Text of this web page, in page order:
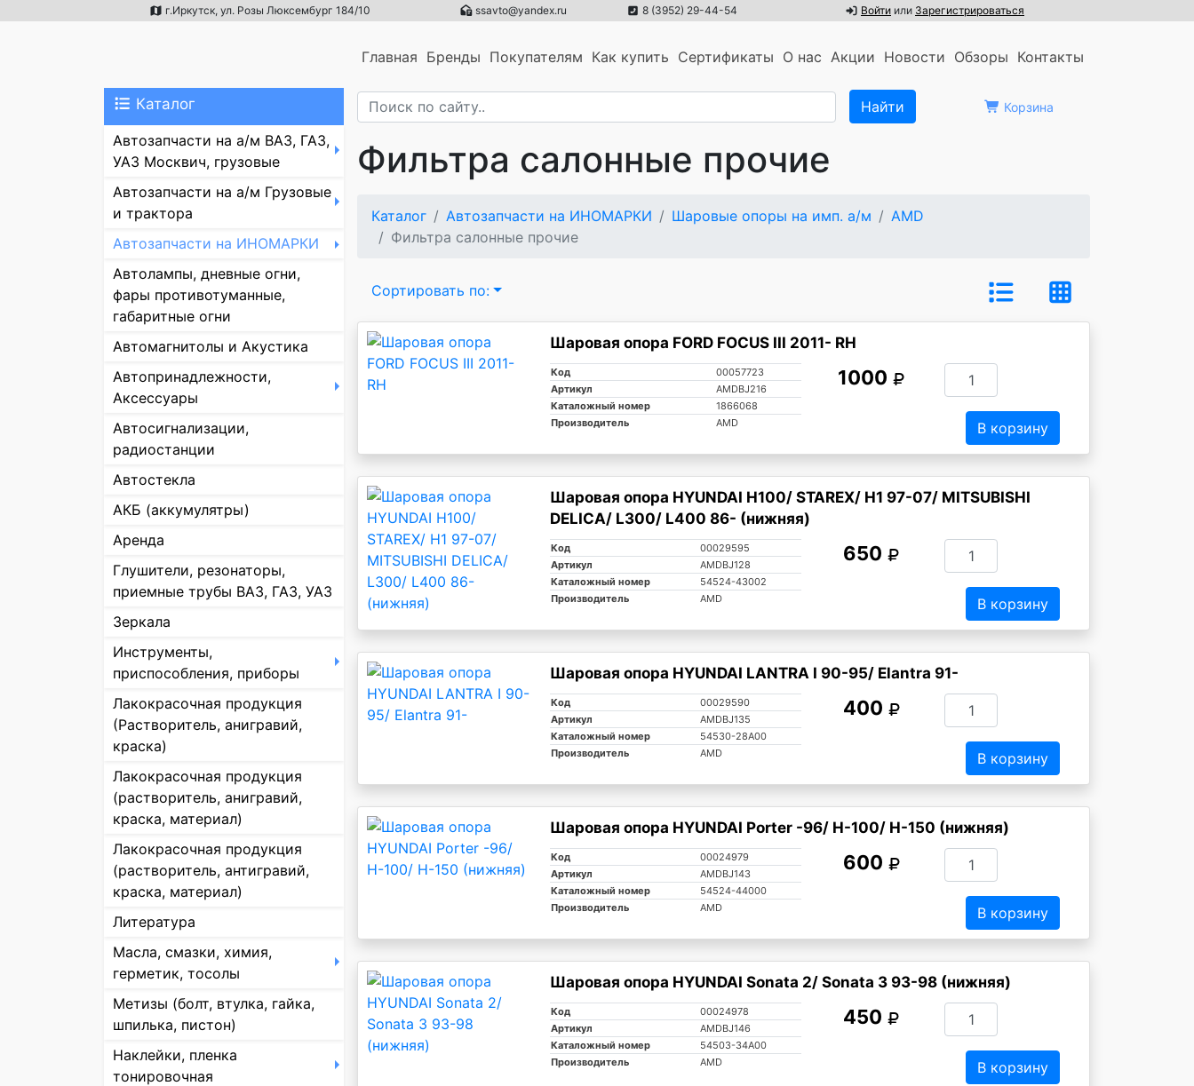
г.Иркутск, ул. Розы Люксембург 184/10 ssavto@yandex.ru 8 (3952) 29-44-54 Войти или Зарегистрироваться
Главная Бренды Покупателям Как купить Сертификаты О нас Акции Новости Обзоры Контакты
Каталог Корзина
Автозапчасти на а/м ВАЗ, ГАЗ,
УАЗ Москвич, грузовые
Автозапчасти на а/м Грузовые
и трактора
Автозапчасти на ИНОМАРКИ
Автолампы, дневные огни,
фары противотуманные,
габаритные огни
Автомагнитолы и Акустика
Автопринадлежности,
Аксессуары
Автосигнализации,
радиостанции
Автостекла
АКБ (аккумулятры)
Аренда
Глушители, резонаторы,
приемные трубы ВАЗ, ГАЗ, УАЗ
Зеркала
Инструменты,
приспособления, приборы
Лакокрасочная продукция
(Растворитель, анигравий,
краска)
Лакокрасочная продукция
(растворитель, анигравий,
краска, материал)
Лакокрасочная продукция
(растворитель, антигравий,
краска, материал)
Литература
Масла, смазки, химия,
герметик, тосолы
Метизы (болт, втулка, гайка,
шпилька, пистон)
Наклейки, пленка
тонировочная
Фильтра салонные прочие
Каталог Автозапчасти на ИНОМАРКИ Шаровые опоры на имп. а/м
AMD
Фильтра салонные прочие
Сортировать по:
Шаровая опора FORD FOCUS III 2011- RH
Код
00057723
Артикул
AMDBJ216
Каталожный номер
1866068
Производитель
AMD
1000
В корзину
Шаровая опора HYUNDAI H100/ STAREX/ H1 97-07/ MITSUBISHI
DELICA/ L300/ L400 86- (нижняя)
Код
00029595
Артикул
AMDBJ128
Каталожный номер
54524-43002
Производитель
AMD
650
В корзину
Шаровая опора HYUNDAI LANTRA I 90-95/ Elantra 91-
Код
00029590
Артикул
AMDBJ135
Каталожный номер
54530-28A00
Производитель
AMD
400
В корзину
Шаровая опора HYUNDAI Porter -96/ H-100/ H-150 (нижняя)
Код
00024979
Артикул
AMDBJ143
Каталожный номер
54524-44000
Производитель
AMD
600
В корзину
Шаровая опора HYUNDAI Sonata 2/ Sonata 3 93-98 (нижняя)
Код
00024978
Артикул
AMDBJ146
Каталожный номер
54503-34A00
Производитель
AMD
450
В корзину